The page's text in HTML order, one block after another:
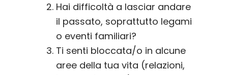
Hai difficoltà a lasciar andare
il passato, soprattutto legami
o eventi familiari?
Ti senti bloccata/o in alcune
aree della tua vita (relazioni,